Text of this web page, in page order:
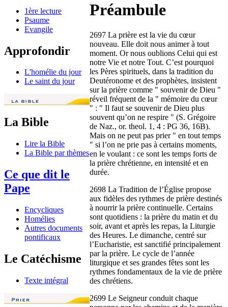
1ère lecture
Psaume
Evangile
Approfondir
L'homélie du jour
Le saint du jour
La Bible
Lire la Bible
La Bible par thèmes
Ce que dit le
Pape
Encycliques
Homélies
Autres documents
pontificaux
Le Catéchisme
Texte intégral
Préambule
2697 La prière est la vie du cœur
nouveau. Elle doit nous animer à tout
moment. Or nous oublions Celui qui est
notre Vie et notre Tout. C’est pourquoi
les Pères spirituels, dans la tradition du
Deutéronome et des prophètes, insistent
sur la prière comme " souvenir de Dieu "
réveil fréquent de la " mémoire du cœur
" : " Il faut se souvenir de Dieu plus
souvent qu’on ne respire " (S. Grégoire
de Naz., or. theol. 1, 4 : PG 36, 16B).
Mais on ne peut pas prier " en tout temps
" si l’on ne prie pas à certains moments,
en le voulant : ce sont les temps forts de
la prière chrétienne, en intensité et en
durée.
2698 La Tradition de l’Église propose
aux fidèles des rythmes de prière destinés
à nourrir la prière continuelle. Certains
sont quotidiens : la prière du matin et du
soir, avant et après les repas, la Liturgie
des Heures. Le dimanche, centré sur
l’Eucharistie, est sanctifié principalement
par la prière. Le cycle de l’année
liturgique et ses grandes fêtes sont les
rythmes fondamentaux de la vie de prière
des chrétiens.
2699 Le Seigneur conduit chaque